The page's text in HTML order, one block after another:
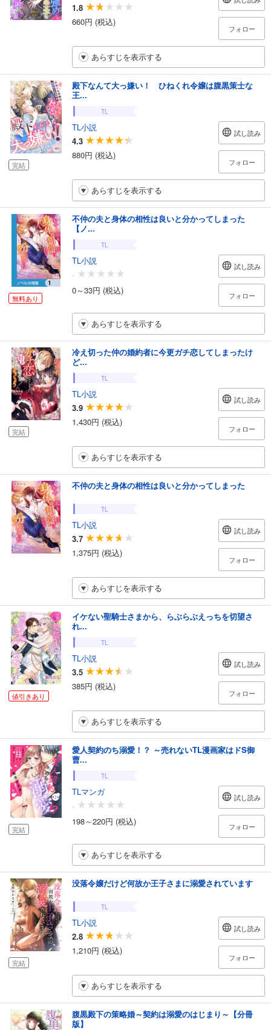
1.8
660円 (税込)
フォロー
あらすじを表示する
完結
殿下なんて大っ嫌い！ ひねくれ令嬢は腹黒策士な
王...
TL
TL小説
4.3
880円 (税込)
試し読み
フォロー
あらすじを表示する
無料あり
不仲の夫と身体の相性は良いと分かってしまった
【ノ...
TL
TL小説
-
0～33円 (税込)
試し読み
フォロー
あらすじを表示する
完結
冷え切った仲の婚約者に今更ガチ恋してしまったけ
ど...
TL
TL小説
3.9
1,430円 (税込)
試し読み
フォロー
あらすじを表示する
不仲の夫と身体の相性は良いと分かってしまった
TL
TL小説
3.7
1,375円 (税込)
試し読み
フォロー
あらすじを表示する
値引きあり
イケない聖騎士さまから、らぶらぶえっちを切望さ
れ...
TL
TL小説
3.5
385円 (税込)
試し読み
フォロー
あらすじを表示する
完結
愛人契約のち溺愛！？ ～売れないTL漫画家はドS御
曹...
TL
TLマンガ
-
198～220円 (税込)
試し読み
フォロー
あらすじを表示する
完結
没落令嬢だけど何故か王子さまに溺愛されています
TL
TL小説
2.8
1,210円 (税込)
試し読み
フォロー
あらすじを表示する
腹黒殿下の策略婚～契約は溺愛のはじまり～【分冊
版】